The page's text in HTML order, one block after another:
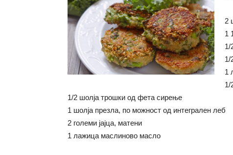
2
1
1/
1/
1
1/
1/2 шолја трошки од фета сирење
1 шолја презла, по можност од интегрален леб
2 големи јајца, матени
1 лажица маслиново масло